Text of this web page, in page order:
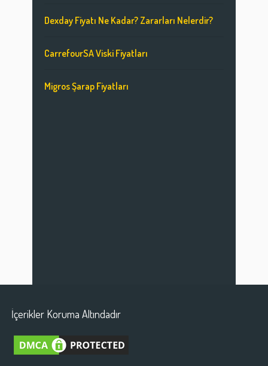
Dexday Fiyatı Ne Kadar? Zararları Nelerdir?
CarrefourSA Viski Fiyatları
Migros Şarap Fiyatları
İçerikler Koruma Altındadır